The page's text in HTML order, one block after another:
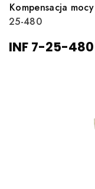
Kompensacja mocy
25-480
INF 7-25-480